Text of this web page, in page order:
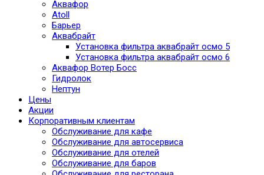
Аквафор
Atoll
Барьер
Аквабрайт
Установка фильтра аквабрайт осмо 5
Установка фильтра аквабрайт осмо 6
Аквафор Вотер Босс
Гидролок
Нептун
Цены
Акции
Корпоративным клиентам
Обслуживание для кафе
Обслуживание для автосервиса
Обслуживание для отелей
Обслуживание для баров